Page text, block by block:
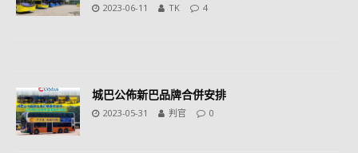
2023-06-11 TK 4
城巴公佈新巴品牌合併安排
2023-05-31 判官 0